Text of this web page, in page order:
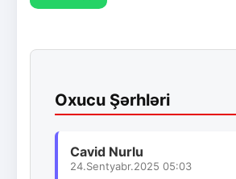
Oxucu Şərhləri
Cavid Nurlu
24.Sentyabr.2025 05:03